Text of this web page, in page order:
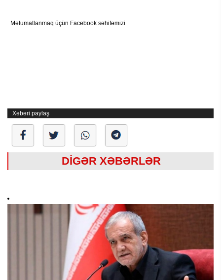
Məlumatlanmaq üçün Facebook səhifəmizi
Xəbəri paylaş
DİGƏR XƏBƏRLƏR